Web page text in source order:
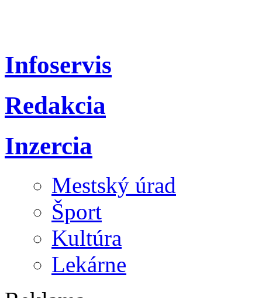
Infoservis
Redakcia
Inzercia
Mestský úrad
Šport
Kultúra
Lekárne